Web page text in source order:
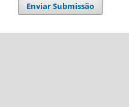
Enviar Submissão